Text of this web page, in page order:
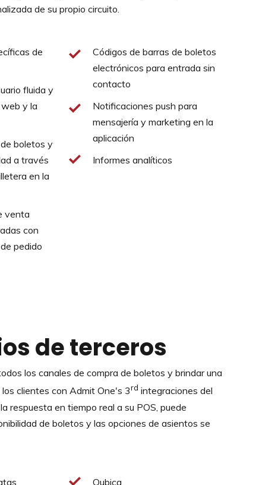
de su propio circuito.
de
fluida y
y la
boletos y
a través
en la
venta
con
pedido
Códigos de barras de boletos
electrónicos para entrada sin
contacto
Notificaciones push para
mensajería y marketing en la
aplicación
Informes analíticos
de terceros
los canales de compra de boletos y brindar una
clientes con Admit One's 3rd integraciones del
respuesta en tiempo real a su POS, puede
de boletos y las opciones de asientos se
Qubica